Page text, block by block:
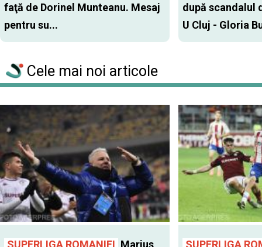
faţă de Dorinel Munteanu. Mesaj
pentru su...
după scandalul
U Cluj - Gloria
Cele mai noi articole
SUPERLIGA ROMANIEI Marius
SUPERLIGA